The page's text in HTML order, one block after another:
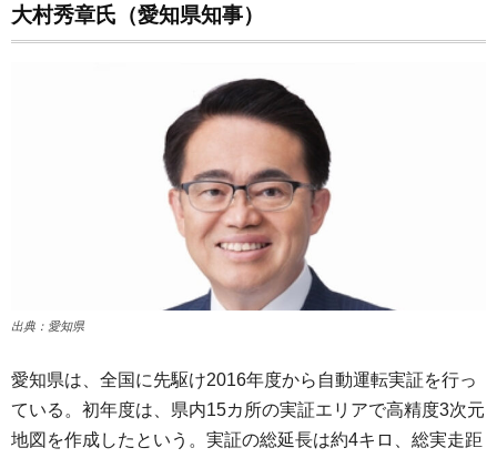
大村秀章氏（愛知県知事）
出典：愛知県
愛知県は、全国に先駆け2016年度から自動運転実証を行っ
ている。初年度は、県内15カ所の実証エリアで高精度3次元
地図を作成したという。実証の総延長は約4キロ、総実走距